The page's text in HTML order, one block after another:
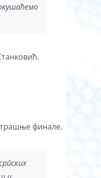
финале.